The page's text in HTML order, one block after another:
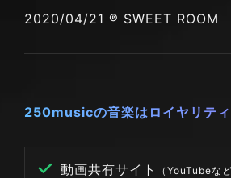
2020/04/21 ℗ SWEET ROOM
250musicの音楽はロイヤリティ
動画共有サイト （YouTubeなど